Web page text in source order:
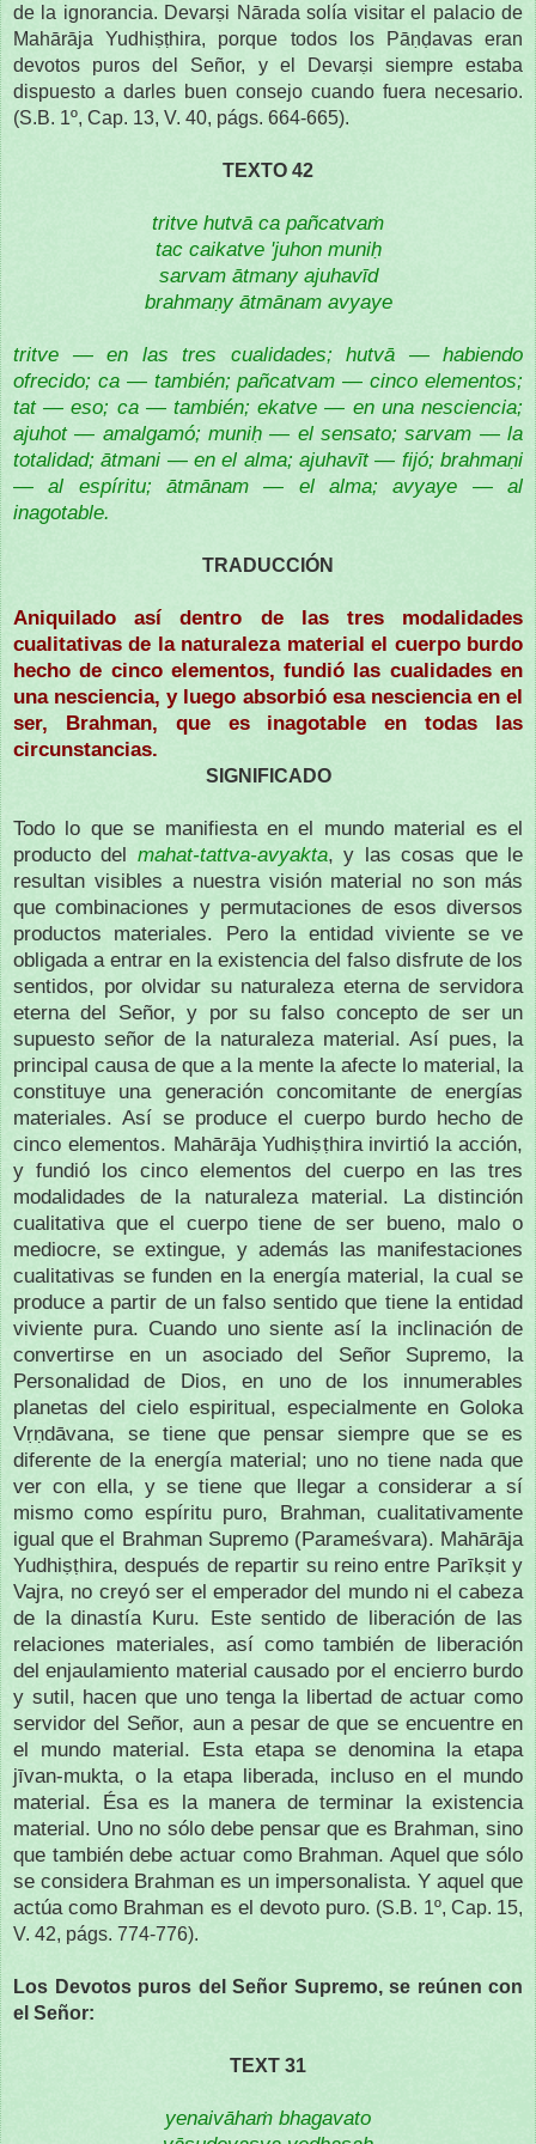
de la ignorancia. Devarṣi Nārada solía visitar el palacio de
Mahārāja Yudhiṣṭhira, porque todos los Pāṇḍavas eran
devotos puros del Señor, y el Devarṣi siempre estaba
dispuesto a darles buen consejo cuando fuera necesario.
(S.B. 1º, Cap. 13, V. 40, págs. 664-665).
TEXTO 42
tritve hutvā ca pañcatvaṁ
tac caikatve 'juhon muniḥ
sarvam ātmany ajuhavīd
brahmaṇy ātmānam avyaye
tritve — en las tres cualidades; hutvā — habiendo
ofrecido; ca — también; pañcatvam — cinco elementos;
tat — eso; ca — también; ekatve — en una nesciencia;
ajuhot — amalgamó; muniḥ — el sensato; sarvam — la
totalidad; ātmani — en el alma; ajuhavīt — fijó; brahmaṇi
— al espíritu; ātmānam — el alma; avyaye — al
inagotable.
TRADUCCIÓN
Aniquilado así dentro de las tres modalidades
cualitativas de la naturaleza material el cuerpo burdo
hecho de cinco elementos, fundió las cualidades en
una nesciencia, y luego absorbió esa nesciencia en el
ser, Brahman, que es inagotable en todas las
circunstancias.
SIGNIFICADO
Todo lo que se manifiesta en el mundo material es el
producto del mahat-tattva-avyakta, y las cosas que le
resultan visibles a nuestra visión material no son más
que combinaciones y permutaciones de esos diversos
productos materiales. Pero la entidad viviente se ve
obligada a entrar en la existencia del falso disfrute de los
sentidos, por olvidar su naturaleza eterna de servidora
eterna del Señor, y por su falso concepto de ser un
supuesto señor de la naturaleza material. Así pues, la
principal causa de que a la mente la afecte lo material, la
constituye una generación concomitante de energías
materiales. Así se produce el cuerpo burdo hecho de
cinco elementos. Mahārāja Yudhiṣṭhira invirtió la acción,
y fundió los cinco elementos del cuerpo en las tres
modalidades de la naturaleza material. La distinción
cualitativa que el cuerpo tiene de ser bueno, malo o
mediocre, se extingue, y además las manifestaciones
cualitativas se funden en la energía material, la cual se
produce a partir de un falso sentido que tiene la entidad
viviente pura. Cuando uno siente así la inclinación de
convertirse en un asociado del Señor Supremo, la
Personalidad de Dios, en uno de los innumerables
planetas del cielo espiritual, especialmente en Goloka
Vṛṇdāvana, se tiene que pensar siempre que se es
diferente de la energía material; uno no tiene nada que
ver con ella, y se tiene que llegar a considerar a sí
mismo como espíritu puro, Brahman, cualitativamente
igual que el Brahman Supremo (Parameśvara). Mahārāja
Yudhiṣṭhira, después de repartir su reino entre Parīkṣit y
Vajra, no creyó ser el emperador del mundo ni el cabeza
de la dinastía Kuru. Este sentido de liberación de las
relaciones materiales, así como también de liberación
del enjaulamiento material causado por el encierro burdo
y sutil, hacen que uno tenga la libertad de actuar como
servidor del Señor, aun a pesar de que se encuentre en
el mundo material. Esta etapa se denomina la etapa
jīvan-mukta, o la etapa liberada, incluso en el mundo
material. Ésa es la manera de terminar la existencia
material. Uno no sólo debe pensar que es Brahman, sino
que también debe actuar como Brahman. Aquel que sólo
se considera Brahman es un impersonalista. Y aquel que
actúa como Brahman es el devoto puro. (S.B. 1º, Cap. 15,
V. 42, págs. 774-776).
Los Devotos puros del Señor Supremo, se reúnen con
el Señor:
TEXT 31
yenaivāhaṁ bhagavato